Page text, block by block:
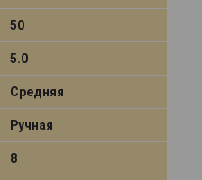
50
5.0
Средняя
Ручная
8